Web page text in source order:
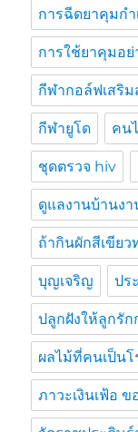
การฉีดยาคุมกำ
การใช้ยาคุมอย่
กีฬากอล์ฟเสริ
กีฬายูโด คน
ชุดตรวจ hiv
ดูแลงานบ้านงา
ถ้ากินผักสีเขียว
บุญเจริญ ปร
ปลูกฝังให้ลูกรัก
ผลไม้ที่คนเป็นโ
ภาวะเงินเฟ้อ ข